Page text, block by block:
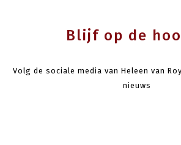
Blijf op de
Volg de sociale media van Heleen van
nieuws